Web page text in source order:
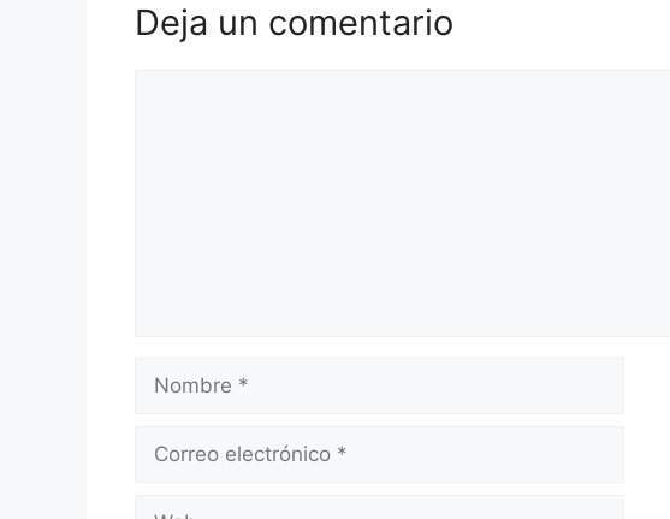
Deja un comentario
Nombre
Correo
Web